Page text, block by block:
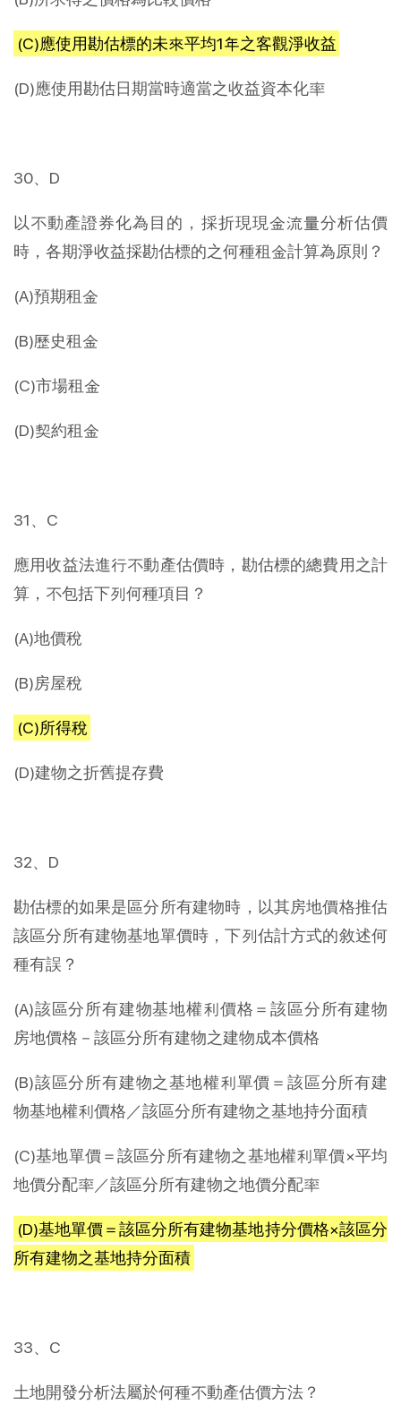
(C)應使用勘估標的未來平均1年之客觀淨收益
(D)應使用勘估日期當時適當之收益資本化率
30、D
以不動產證券化為目的，採折現現金流量分析估價
時，各期淨收益採勘估標的之何種租金計算為原則？
(A)預期租金
(B)歷史租金
(C)市場租金
(D)契約租金
31、C
應用收益法進行不動產估價時，勘估標的總費用之計
算，不包括下列何種項目？
(A)地價稅
(B)房屋稅
(C)所得稅
(D)建物之折舊提存費
32、D
勘估標的如果是區分所有建物時，以其房地價格推估
該區分所有建物基地單價時，下列估計方式的敘述何
種有誤？
(A)該區分所有建物基地權利價格＝該區分所有建物
房地價格－該區分所有建物之建物成本價格
(B)該區分所有建物之基地權利單價＝該區分所有建
物基地權利價格／該區分所有建物之基地持分面積
(C)基地單價＝該區分所有建物之基地權利單價×平均
地價分配率／該區分所有建物之地價分配率
(D)基地單價＝該區分所有建物基地持分價格×該區分
所有建物之基地持分面積
33、C
土地開發分析法屬於何種不動產估價方法？